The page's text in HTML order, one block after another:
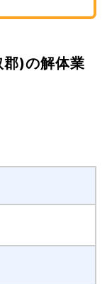
)の解体業